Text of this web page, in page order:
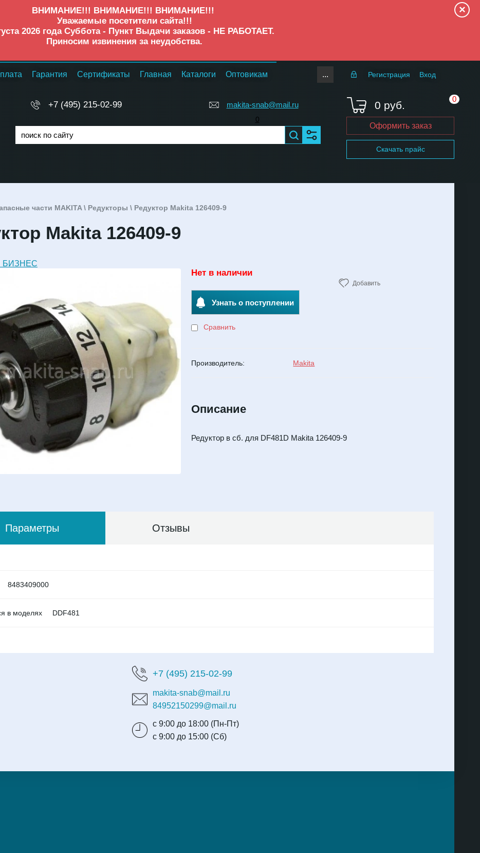
ВНИМАНИЕ!!! ВНИМАНИЕ!!! ВНИМАНИЕ!!!
Уважаемые посетители сайта!!!
2026 года Суббота - Пункт Выдачи заказов - НЕ РАБОТАЕТ.
Приносим извинения за неудобства.
×
Гарантия Сертификаты Главная Каталоги Оптовикам ... Регистрация Вход
+7 (495) 215-02-99 makita-snab@mail.ru
0
0
0 руб.
Оформить заказ
Скачать прайс
части MAKITA\ Редукторы \ Редуктор Makita 126409-9
Makita 126409-9
БИЗНЕС
Нет в наличии
Узнать о поступлении
Сравнить
Добавить
Производитель: Makita
Описание
Редуктор в сб. для DF481D Makita 126409-9
Параметры Отзывы
8483409000
в моделях DDF481
+7 (495) 215-02-99
makita-snab@mail.ru
84952150299@mail.ru
с 9:00 до 18:00 (Пн-Пт)
с 9:00 до 15:00 (Сб)